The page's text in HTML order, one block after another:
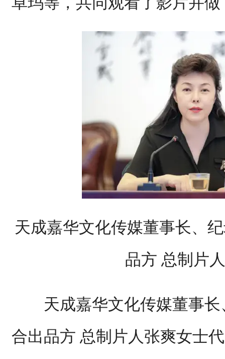
天成嘉华文化传媒董事长、
品方 总制片
天成嘉华文化传媒董事长
合出品方 总制片人张爽女士